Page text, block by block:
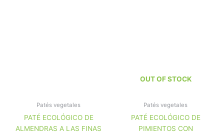
Patés vegetales
PATÉ ECOLÓGICO DE
ALMENDRAS A LAS FINAS
OUT OF STOCK
Patés vegetales
PATÉ ECOLÓGICO DE
PIMIENTOS CON